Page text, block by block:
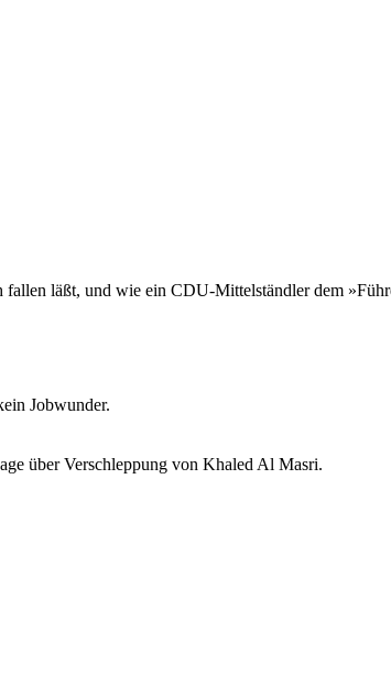
läßt, und wie ein CDU-Mittelständler dem
Jobwunder.
über Verschleppung von Khaled Al Masri.